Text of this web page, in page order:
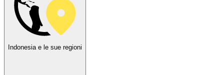
Indonesia e le sue regioni